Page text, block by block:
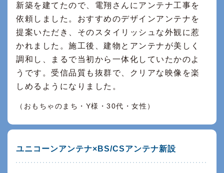
新築を建てたので、電翔さんにアンテナ工事を
依頼しました。おすすめのデザインアンテナを
提案いただき、そのスタイリッシュな外観に惹
かれました。施工後、建物とアンテナが美しく
調和し、まるで当初から一体化していたかのよ
うです。受信品質も抜群で、クリアな映像を楽
しめるようになりました。
（おもちゃのまち・Y様・30代・女性）
ユニコーンアンテナ×BS/CSアンテナ新設